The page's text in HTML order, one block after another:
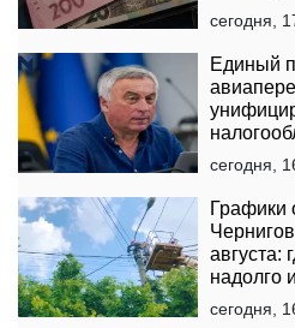
сегодня,
Единый
сегодня,
Графики
августа:
надолго
сегодня,